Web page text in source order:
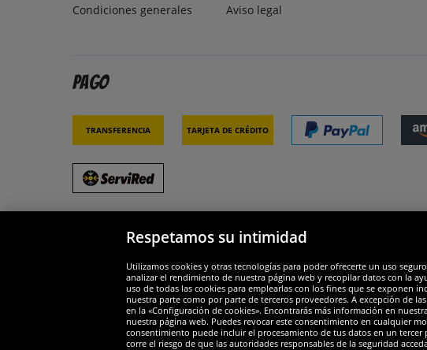
Condiciones generales
Aviso legal
Pago
Transferencia Tarjeta de crédito
Widerruf
Respetamos su intimidad
Utilizamos cookies y otras tecnologías para poder ofrecerte un uso
analizar el rendimiento de nuestra página web y recopilar datos con la
uso de todas las cookies para emplearlas con los fines que se exponen
nuestra parte como por parte de terceros proveedores. A excepción de
en la «Configuración de cookies». Encontrarás más información en
nuestra página web. Puedes revocar este consentimiento en cualquier
consentimiento puede incluir el procesamiento de tus datos en un tercer
corre el riesgo de que las autoridades responsables de la seguridad